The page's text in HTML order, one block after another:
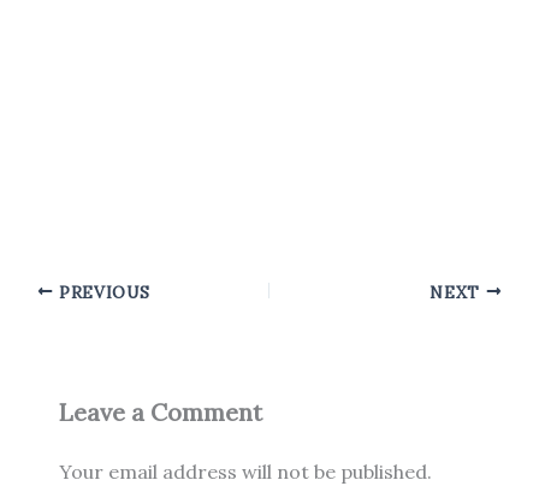
PREVIOUS NEXT
Leave a Comment
Your email address will not be published.